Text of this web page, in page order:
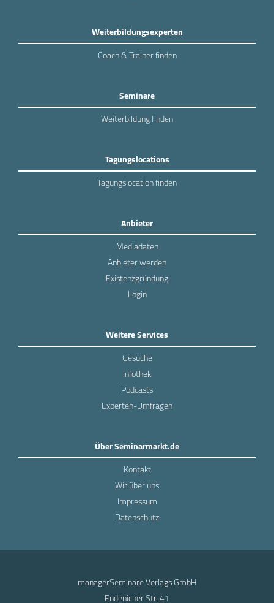
Weiterbildungsexperten
Coach & Trainer finden
Seminare
Weiterbildung finden
Tagungslocations
Tagungslocation finden
Anbieter
Mediadaten
Anbieter werden
Existenzgründung
Login
Weitere Services
Gesuche
Infothek
Podcasts
Experten-Umfragen
Über Seminarmarkt.de
Kontakt
Wir über uns
Impressum
Datenschutz
managerSeminare Verlags GmbH
Endenicher Str. 41